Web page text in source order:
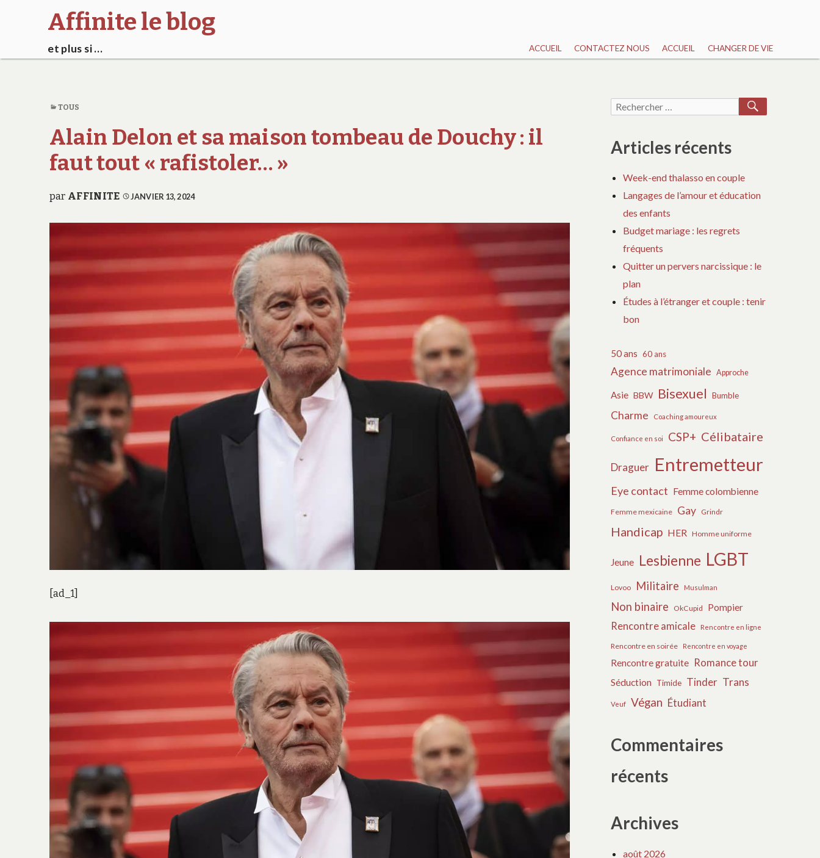
Affinite le blog
et plus si … ACCUEIL CONTACTEZ NOUS ACCUEIL CHANGER DE VIE
TOUS
Alain Delon et sa maison tombeau de Douchy : il
faut tout « rafistoler… »
par AFFINITE JANVIER 13, 2024
[ad_1]
Recherche
Articles récents
Week-end thalasso en couple
Langages de l’amour et éducation
des enfants
Budget mariage : les regrets
fréquents
Quitter un pervers narcissique : le
plan
Études à l’étranger et couple : tenir
bon
50 ans 60 ans
Agence matrimoniale Approche
Asie BBW Bisexuel Bumble
Charme Coaching amoureux
Confiance en soi CSP+ Célibataire
Draguer Entremetteur
Eye contact Femme colombienne
Femme mexicaine Gay Grindr
Handicap HER Homme uniforme
Jeune Lesbienne LGBT
Lovoo Militaire Musulman
Non binaire OkCupid Pompier
Rencontre amicale Rencontre en ligne
Rencontre en soirée Rencontre en voyage
Rencontre gratuite Romance tour
Séduction Timide Tinder Trans
Veuf Végan Étudiant
Commentaires
récents
Archives
août 2026